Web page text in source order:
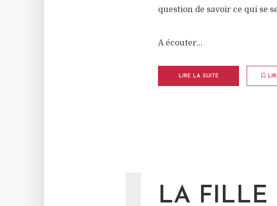
question de savoir ce qui se
A écouter…
LIRE LA SUITE
LA FILLE